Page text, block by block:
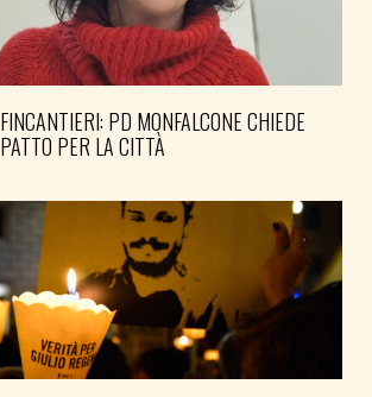
FINCANTIERI: PD MONFALCONE CHIEDE
PATTO PER LA CITTÀ